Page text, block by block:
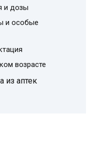
и дозы
и особые
возрасте
из аптек